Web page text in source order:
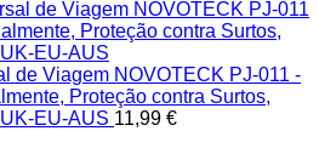
de Viagem NOVOTECK PJ-011 -
Proteção contra Surtos,
EU-AUS 11,99 €